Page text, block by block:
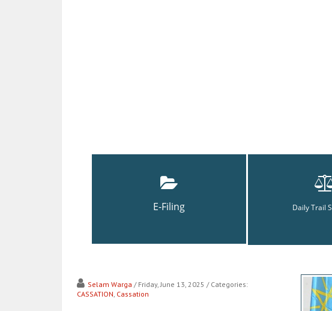
E-Filing Daily Trail
Selam Warga / Friday, June 13, 2025 / Categories:
CASSATION, Cassation